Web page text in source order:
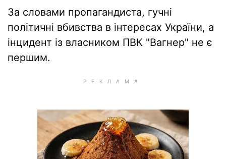
За словами пропагандиста, гучні
політичні вбивства в інтересах України, а
інцидент із власником ПВК "Вагнер" не є
першим.